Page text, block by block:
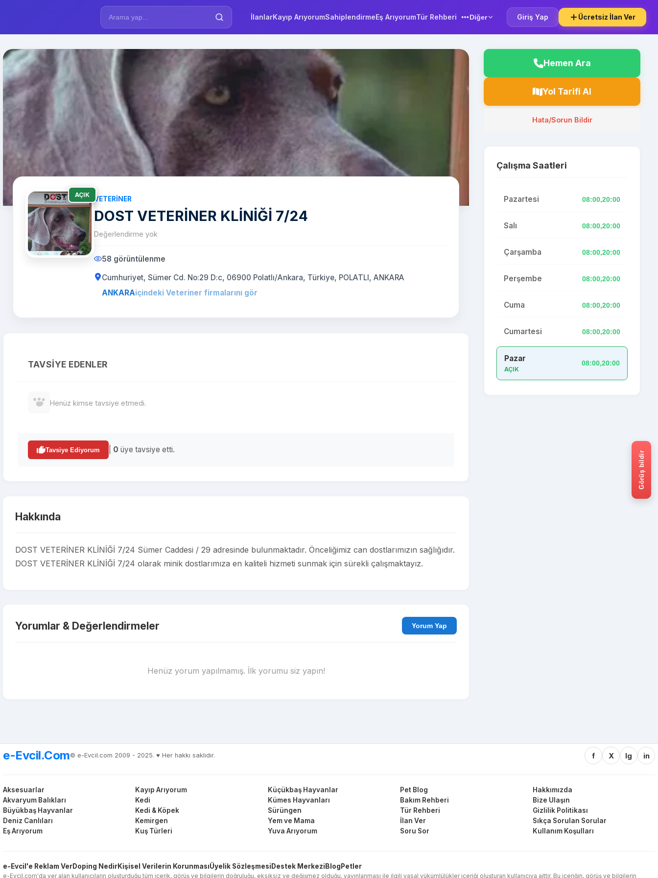
İlanlarKayıp ArıyorumSahiplendirmeEş ArıyorumTür Rehberi Diğer Giriş Yap Ücretsiz İlan Ver
AÇIK
VETERINER
DOST VETERİNER KLİNİĞİ 7/24
Değerlendirme yok
58 görüntülenme
Cumhuriyet, Sümer Cd. No:29 D:c, 06900 Polatlı/Ankara, Türkiye, POLATLI, ANKARA
ANKARAiçindeki Veteriner firmalarını gör
TAVSIYE EDENLER
Henüz kimse tavsiye etmedi.
Tavsiye Ediyorum 0 üye tavsiye etti.
Hakkında
DOST VETERİNER KLİNİĞİ 7/24 Sümer Caddesi / 29 adresinde bulunmaktadır. Önceliğimiz can dostlarımızın sağlığıdır.
DOST VETERİNER KLİNİĞİ 7/24 olarak minik dostlarımıza en kaliteli hizmeti sunmak için sürekli çalışmaktayız.
Yorumlar & Değerlendirmeler Yorum Yap
Henüz yorum yapılmamış. İlk yorumu siz yapın!
Hemen Ara
Yol Tarifi Al
Hata/Sorun Bildir
Çalışma Saatleri
Pazartesi 08:00,20:00
Salı 08:00,20:00
Çarşamba 08:00,20:00
Perşembe 08:00,20:00
Cuma 08:00,20:00
Cumartesi 08:00,20:00
Pazar
AÇIK
08:00,20:00
e-Evcil.Com© e-Evcil.com 2009 - 2025. ♥️ Her hakkı saklıdır. f X Ig in
Aksesuarlar
Akvaryum Balıkları
Büyükbaş Hayvanlar
Deniz Canlıları
Eş Arıyorum
Kayıp Arıyorum
Kedi
Kedi & Köpek
Kemirgen
Kuş Türleri
Küçükbaş Hayvanlar
Kümes Hayvanları
Sürüngen
Yem ve Mama
Yuva Arıyorum
Pet Blog
Bakım Rehberi
Tür Rehberi
İlan Ver
Soru Sor
Hakkımızda
Bize Ulaşın
Gizlilik Politikası
Sıkça Sorulan Sorular
Kullanım Koşulları
e-Evcil'e Reklam VerDoping NedirKişisel Verilerin KorunmasıÜyelik Sözleşmesi Destek Merkezi Blog Petler
e-Evcil.com'da yer alan kullanıcıların oluşturduğu tüm içerik, görüş ve bilgilerin doğruluğu, eksiksiz ve değişmez olduğu, yayınlanması ile ilgili yasal yükümlülükler içeriği oluşturan kullanıcıya aittir. Bu içeriğin, görüş ve bilgilerin
Görüş bildir